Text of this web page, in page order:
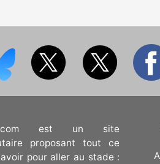
est un site
proposant tout ce
pour aller au stade :